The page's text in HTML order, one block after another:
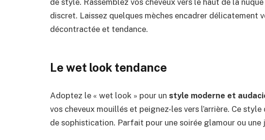
de style. Rassemblez vos cheveux vers le haut de la
discret. Laissez quelques mèches encadrer délicatement
décontractée et tendance.
Le wet look tendance
Adoptez le « wet look » pour un style moderne et
vos cheveux mouillés et peignez-les vers l’arrière. Ce
de sophistication. Parfait pour une soirée glamour ou une